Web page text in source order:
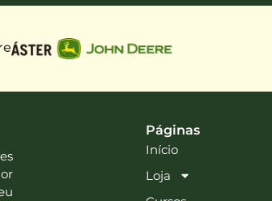
Páginas
Início
Loja